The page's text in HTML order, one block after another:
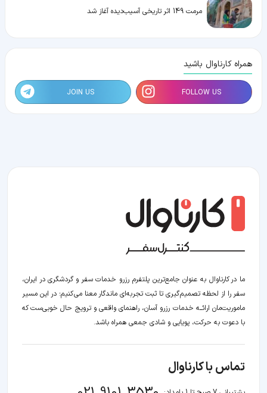
مرمت 149 اثر تاریخی آسیب‌دیده آغاز شد
همراه کارناوال باشید
FOLLOW US
JOIN US
ما در کارناوال به عنوان جامع‌ترین پلتفرم رزرو خدمات سفر و گردشگری در ایران،
سفر را از لحظه‌ تصمیم‌گیری تا ثبت تجربه‌ای ماندگار معنا می‌کنیم؛ در این مسیر‍
ماموریت‌مان اراﺋــﻪ خدمات رزرو آسان، راهنمای واقعی و ترویج حال خوبی‌ست که
با دعوت به حرکت، پویایی و شادی جمعی همراه باشد.
تماس با کارناوال